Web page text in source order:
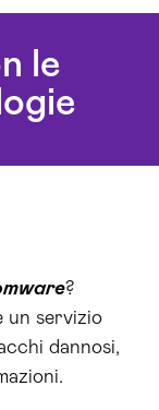
le
?
un servizio
dannosi,